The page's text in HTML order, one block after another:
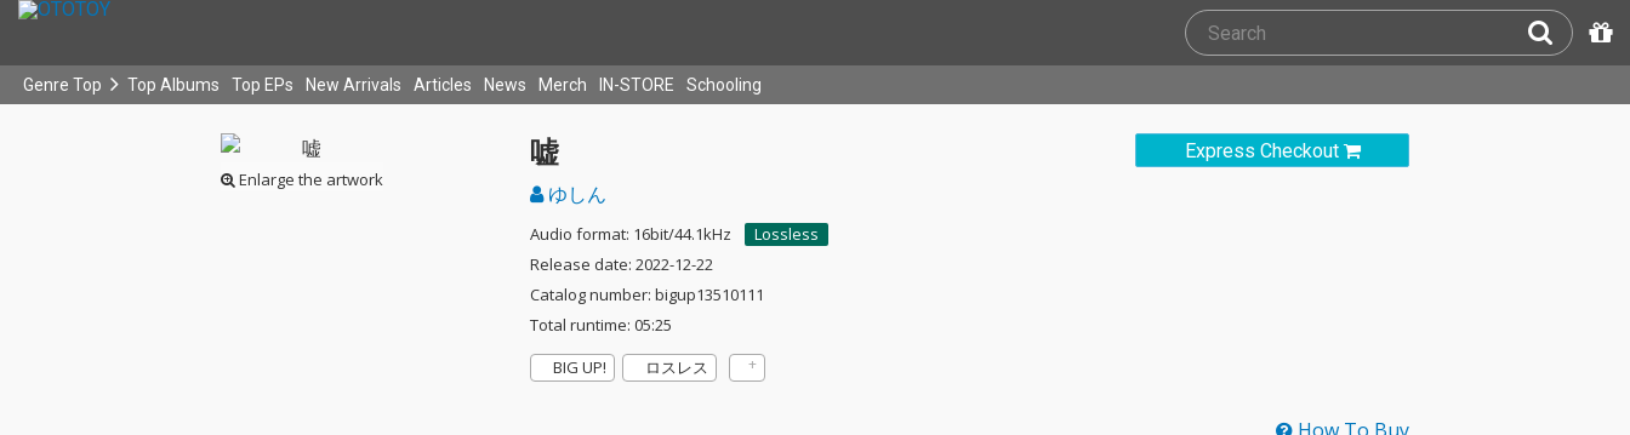
Genre Top Top Albums Top EPs New Arrivals Articles News Merch IN-STORE Schooling
Enlarge the artwork
Express Checkout
嘘
ゆしん
Audio format: 16bit/44.1kHz
Lossless
Release date: 2022-12-22
Catalog number: bigup13510111
Total runtime: 05:25
BIG UP!
ロスレス